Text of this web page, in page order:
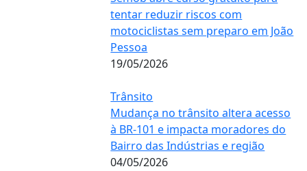
tentar reduzir riscos com
motociclistas sem preparo em João
Pessoa
19/05/2026
Trânsito
Mudança no trânsito altera acesso
à BR-101 e impacta moradores do
Bairro das Indústrias e região
04/05/2026